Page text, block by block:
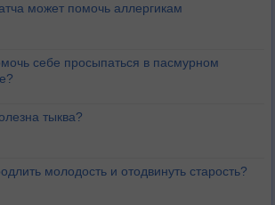
может помочь аллергикам
себе просыпаться в пасмурном
тыква?
молодость и отодвинуть старость?